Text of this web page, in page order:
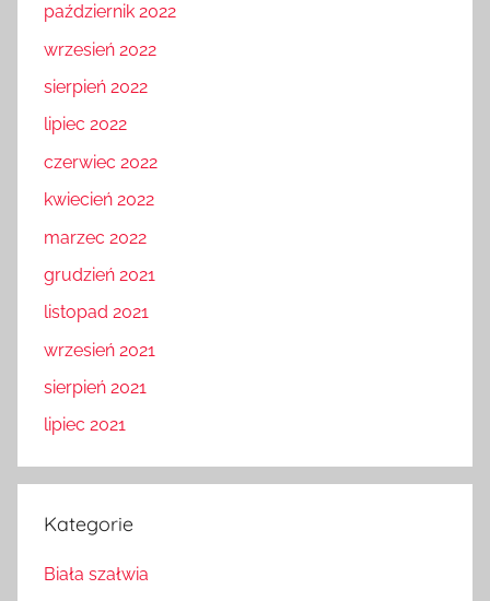
październik 2022
wrzesień 2022
sierpień 2022
lipiec 2022
czerwiec 2022
kwiecień 2022
marzec 2022
grudzień 2021
listopad 2021
wrzesień 2021
sierpień 2021
lipiec 2021
Kategorie
Biała szałwia